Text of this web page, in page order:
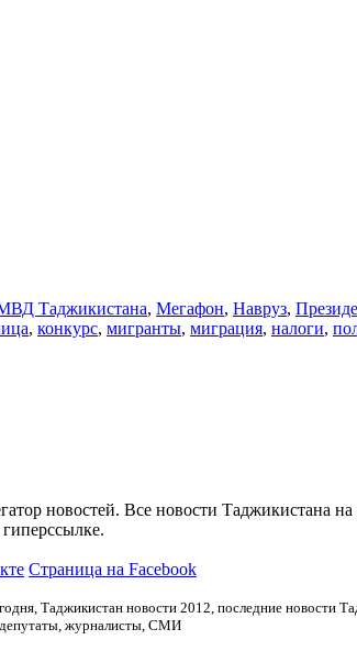
Таджикистана, Мегафон, Навруз,
, конкурс, мигранты, миграция, налоги,
новостей. Все новости Таджикистана на
Страница на Facebook
Таджикистан новости 2012, последние новости
депутаты, журналисты, СМИ